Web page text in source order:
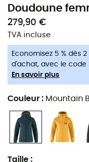
Doudoune
279,90 €
TVA incluse
Economisez 5 % dès
d'achat, avec le code
En savoir plus
Couleur : Mountain
Taille :